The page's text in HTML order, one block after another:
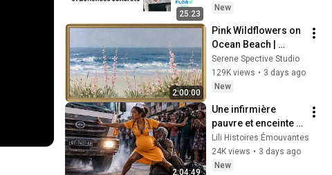
25:23
technologiques et
chez FLOA
New
2:00:00
Pink Wildflowers on
Ocean Beach |
Vintage Coastal
Seascape Oil
Painting | 4K
Screensaver
Serene Spective Studio
129K views • 3 days ago
New
2:04:49
Une infirmière
pauvre et enceinte
sauve un sans-abri,
ignorant qu'il est le
père d'un
Lili Histoires Émouvantes
24K views • 3 days ago
New